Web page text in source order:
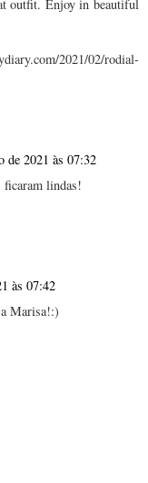
outfit. Enjoy in beautiful
2021/02/rodial-
de 2021 às 07:32
lindas!
às 07:42
Marisa!:)